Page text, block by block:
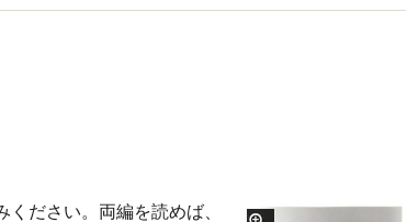
ください。両編を読めば、